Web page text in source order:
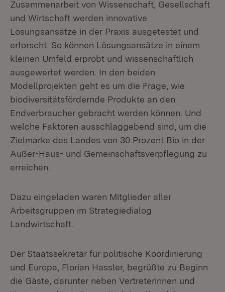
Zusammenarbeit von Wissenschaft, Gesellschaft
und Wirtschaft werden innovative
Lösungsansätze in der Praxis ausgetestet und
erforscht. So können Lösungsansätze in einem
kleinen Umfeld erprobt und wissenschaftlich
ausgewertet werden. In den beiden
Modellprojekten geht es um die Frage, wie
biodiversitätsfördernde Produkte an den
Endverbraucher gebracht werden können. Und
welche Faktoren ausschlaggebend sind, um die
Zielmarke des Landes von 30 Prozent Bio in der
Außer-Haus- und Gemeinschaftsverpflegung zu
erreichen.
Dazu eingeladen waren Mitglieder aller
Arbeitsgruppen im Strategiedialog
Landwirtschaft.
Der Staatssekretär für politische Koordinierung
und Europa, Florian Hassler, begrüßte zu Beginn
die Gäste, darunter neben Vertreterinnen und